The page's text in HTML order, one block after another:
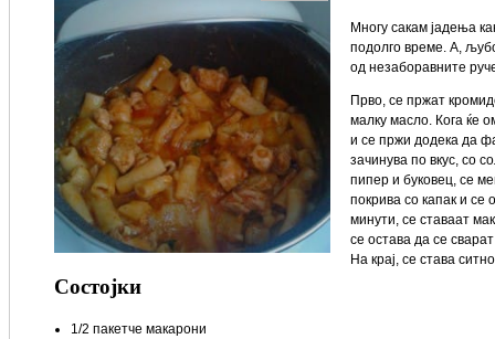
Состојки
1/2 пакетче макарони
Многу сакам јадења
подолго време. А,
од незаборавните
Прво, се пржат
малку масло. Кога ќе
и се пржи додека да
зачинува по вкус, со
пипер и буковец, се
покрива со капак и се
минути, се ставаат
се остава да се
На крај, се става